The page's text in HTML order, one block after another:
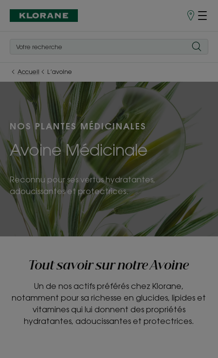
Points
Accueil L’avoine
NOS PLANTES MÉDICINALES
Avoine Médicinale
Reconnu pour ses vertus hydratantes,
adoucissantes et protectrices.
Tout savoir sur notre Avoine
Un de nos actifs préférés chez Klorane,
notamment pour sa richesse en glucides, lipides et
vitamines qui lui donnent des propriétés
hydratantes, adoucissantes et protectrices.